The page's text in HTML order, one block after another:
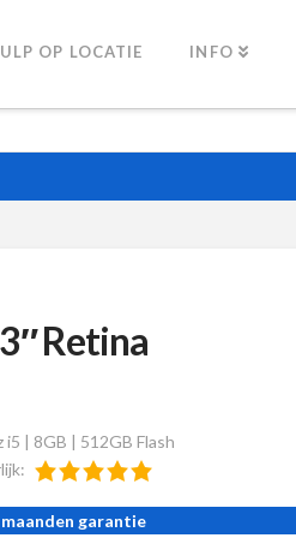
OP LOCATIE INFO
Retina
i5 | 8GB | 512GB Flash
maanden garantie